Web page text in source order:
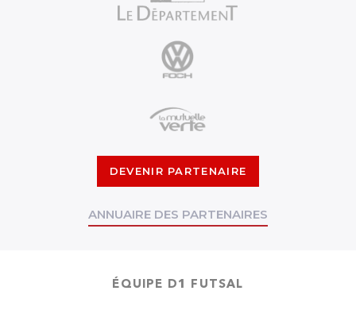
DEVENIR PARTENAIRE
ANNUAIRE DES PARTENAIRES
ÉQUIPE D1 FUTSAL